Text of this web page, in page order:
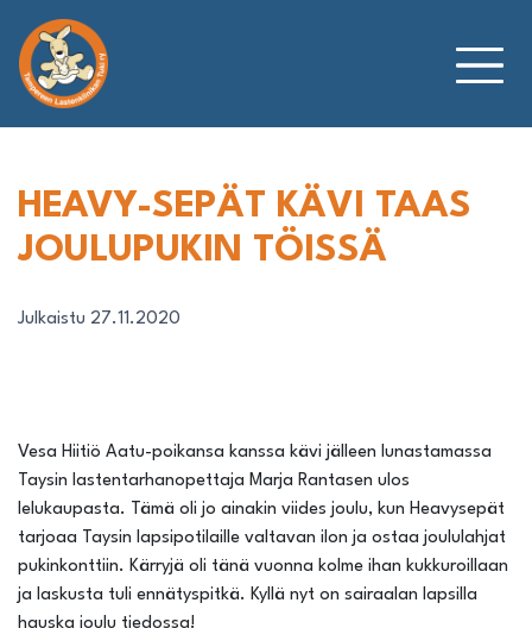
sisältöön
HEAVY-SEPÄT KÄVI TAAS
JOULUPUKIN TÖISSÄ
Julkaistu 27.11.2020
Vesa Hiitiö Aatu-poikansa kanssa kävi jälleen lunastamassa
Taysin lastentarhanopettaja Marja Rantasen ulos
lelukaupasta. Tämä oli jo ainakin viides joulu, kun Heavysepät
tarjoaa Taysin lapsipotilaille valtavan ilon ja ostaa joululahjat
pukinkonttiin. Kärryjä oli tänä vuonna kolme ihan kukkuroillaan
ja laskusta tuli ennätyspitkä. Kyllä nyt on sairaalan lapsilla
hauska joulu tiedossa!